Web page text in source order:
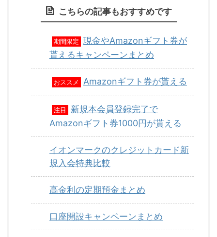
こちらの記事もおすすめです
期間限定
現金やAmazonギフト券が
貰えるキャンペーンまとめ
おススメ Amazonギフト券が貰える
注目
新規本会員登録完了で
Amazonギフト券1000円が貰える
イオンマークのクレジットカード新
規入会特典比較
高金利の定期預金まとめ
口座開設キャンペーンまとめ